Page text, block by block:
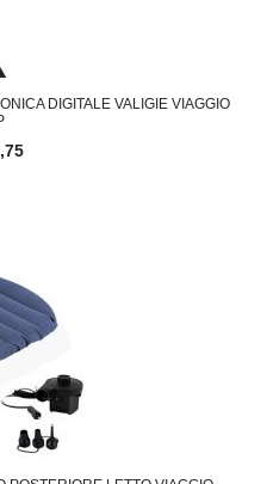
DIGITALE VALIGIE VIAGGIO